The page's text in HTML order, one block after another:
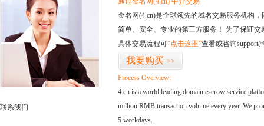
联系我们
金名网(4.cn)是全球领先的域名交易服务机构
简单、安全、专业的第三方服务！ 为了保证
具体交易流程可“点击这里”查看或咨询
我要购买 >>
Process Overview:
4.cn is a world leading domain escrow service
million RMB transaction volume every year. We
5 workdays.